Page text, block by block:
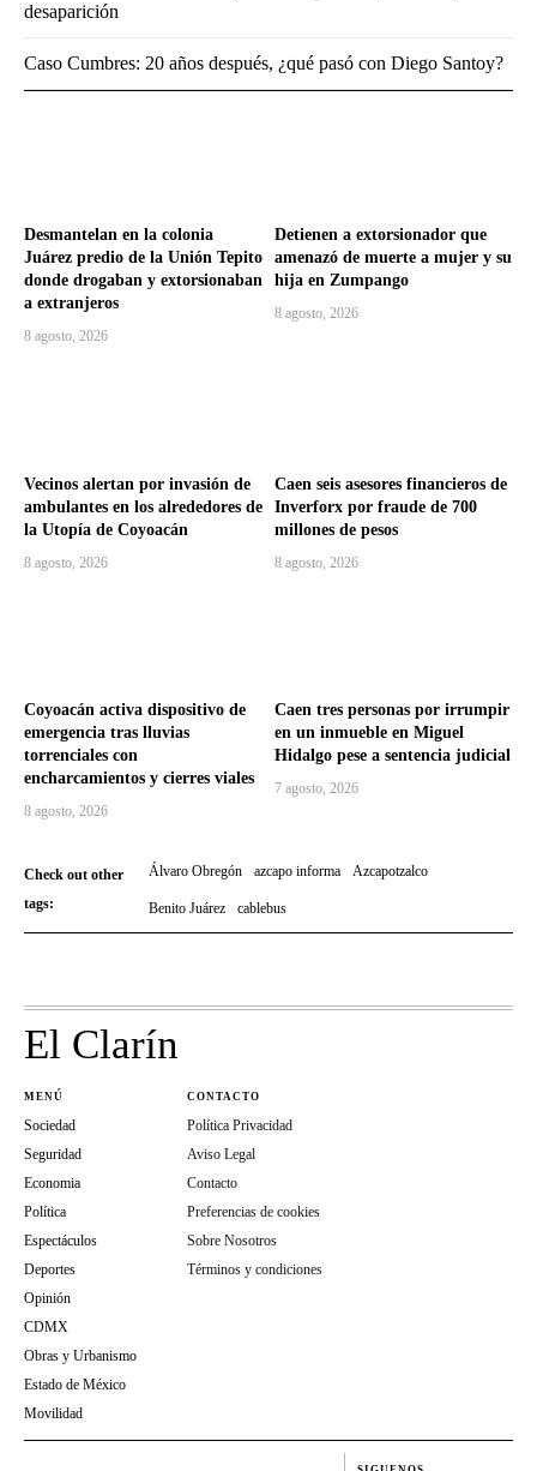
Desmantelan en la colonia
Juárez predio de la Unión Tepito
donde drogaban y extorsionaban
a extranjeros
8 agosto, 2026
Detienen a extorsionador que
amenazó de muerte a mujer y su
hija en Zumpango
8 agosto, 2026
Vecinos alertan por invasión de
ambulantes en los alrededores de
la Utopía de Coyoacán
8 agosto, 2026
Caen seis asesores financieros de
Inverforx por fraude de 700
millones de pesos
8 agosto, 2026
Coyoacán activa dispositivo de
emergencia tras lluvias
torrenciales con
encharcamientos y cierres viales
8 agosto, 2026
Caen tres personas por irrumpir
en un inmueble en Miguel
Hidalgo pese a sentencia judicial
7 agosto, 2026
Check out other
tags:
Álvaro Obregón azcapo informa Azcapotzalco
Benito Juárez cablebus
desaparición
Caso Cumbres: 20 años después, ¿qué pasó con Diego Santoy?
El Clarín
MENÚ
Sociedad
Seguridad
Economia
Política
Espectáculos
Deportes
Opinión
CDMX
Obras y Urbanismo
Estado de México
Movilidad
CONTACTO
Política Privacidad
Aviso Legal
Contacto
Preferencias de cookies
Sobre Nosotros
Términos y condiciones